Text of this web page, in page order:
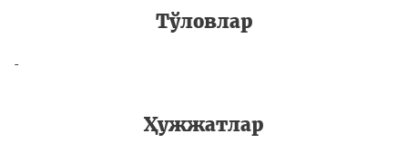
Тўловлар
-
Ҳужжатлар